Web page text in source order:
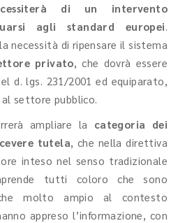
di un intervento
agli standard europei.
necessità di ripensare il sistema
privato, che dovrà essere
d. lgs. 231/2001 ed equiparato,
settore pubblico.
ampliare la categoria dei
tutela, che nella direttiva
inteso nel senso tradizionale
tutti coloro che sono
molto ampio al contesto
appreso l’informazione, con